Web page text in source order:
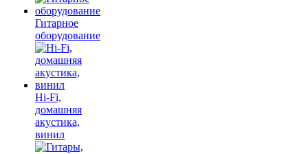
Гитарное
оборудование
Hi-Fi,
домашняя
акустика,
винил